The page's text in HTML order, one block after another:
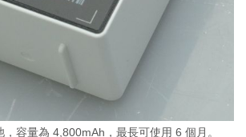
容量為 4,800mAh，最長可使用 6 個月。